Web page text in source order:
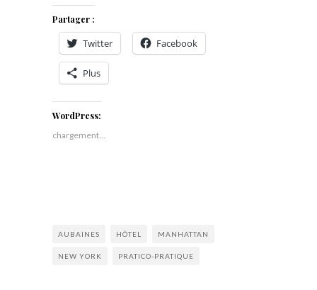
Partager :
Twitter Facebook
Plus
WordPress:
chargement…
AUBAINES HÔTEL MANHATTAN
NEW YORK PRATICO-PRATIQUE